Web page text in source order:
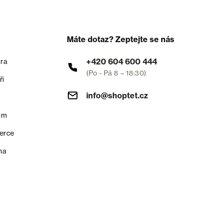
Máte dotaz? Zeptejte se nás
+420 604 600 444
(Po - Pá 8 – 18:30)
info@shoptet.cz